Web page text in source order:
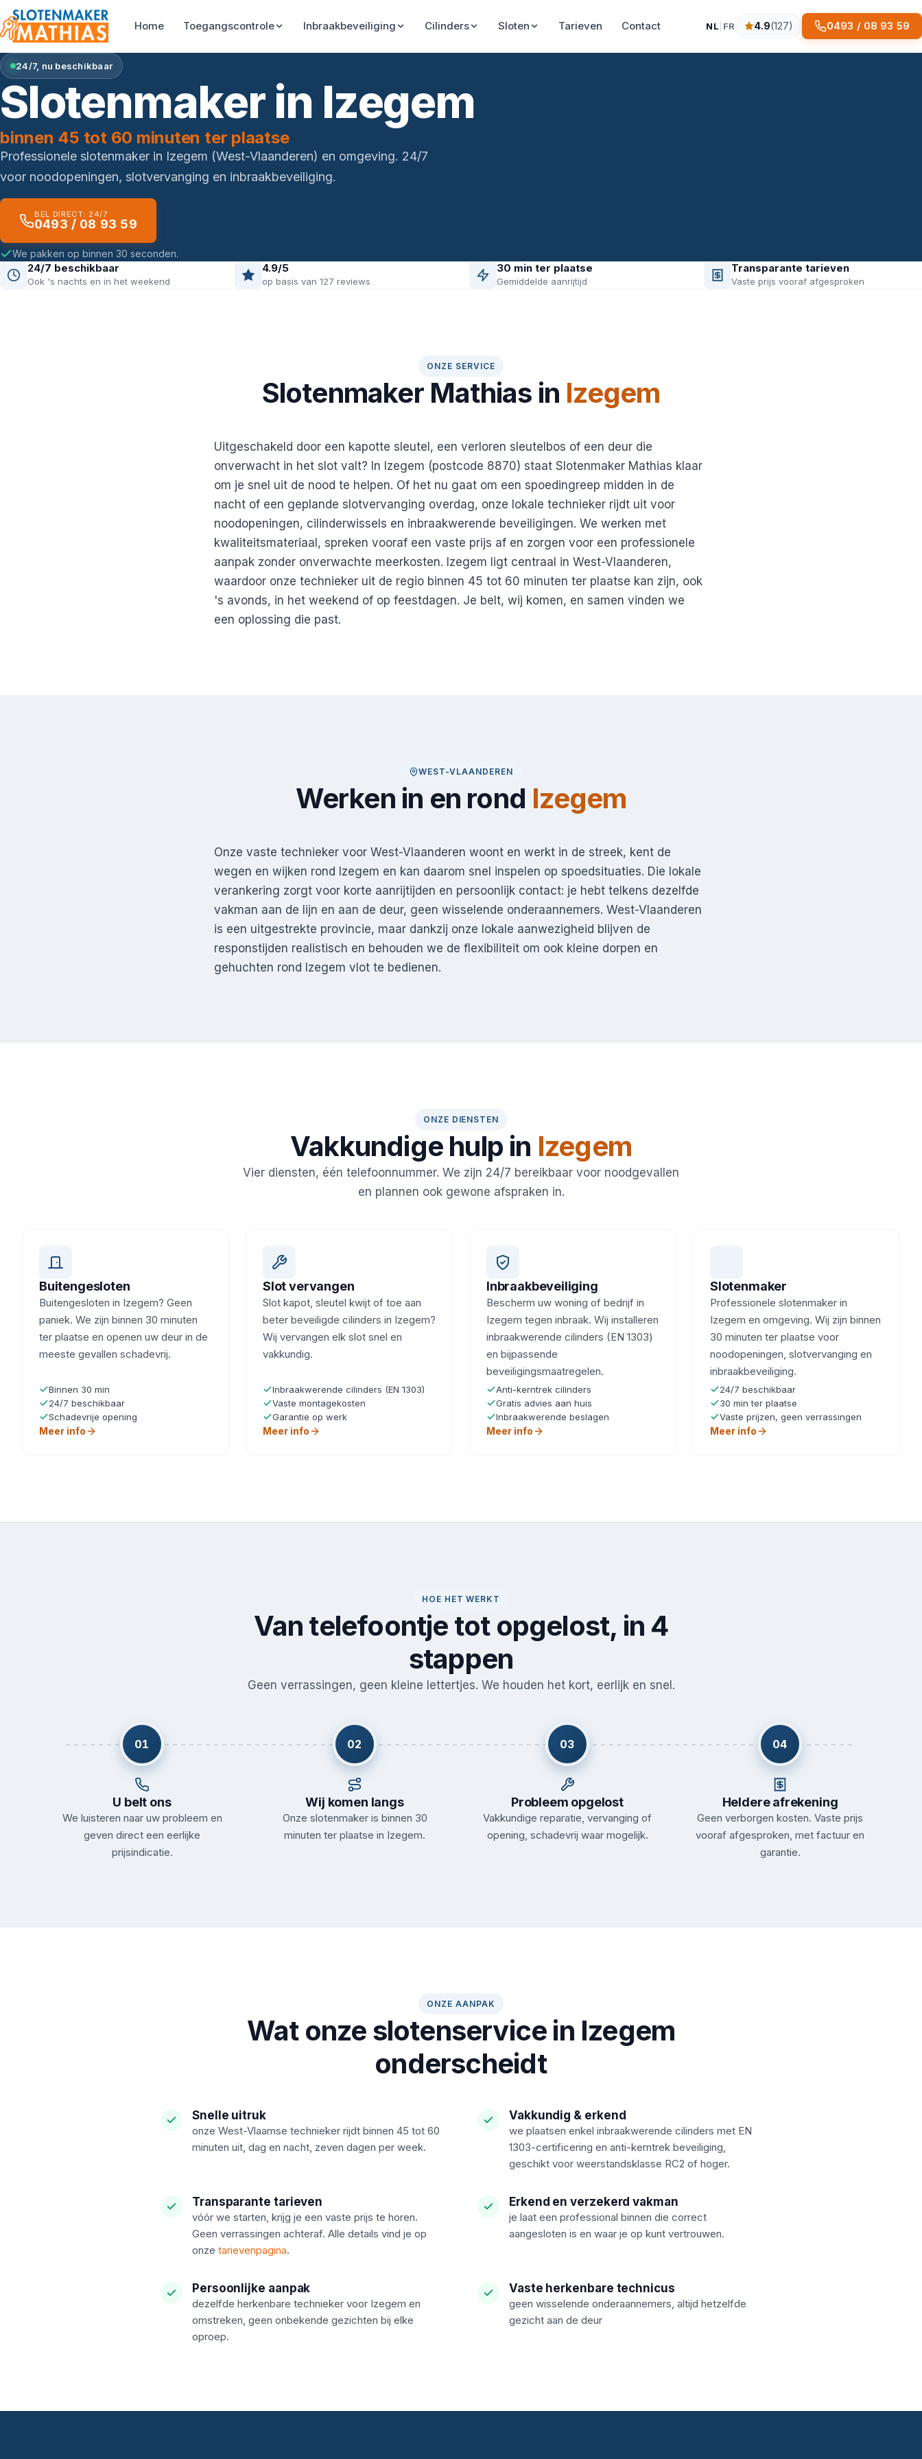
Home Toegangscontrole Inbraakbeveiliging Cilinders Sloten Tarieven Contact NL FR
4.9 sterren op basis van 127 reviews
4.9(127) 0493 / 08 93 59
24/7, nu beschikbaar
Slotenmaker in Izegem
binnen 45 tot 60 minuten ter plaatse
Professionele slotenmaker in Izegem (West-Vlaanderen) en omgeving. 24/7
voor noodopeningen, slotvervanging en inbraakbeveiliging.
BEL DIRECT: 24/7
0493 / 08 93 59
We pakken op binnen 30 seconden.
24/7 beschikbaar
Ook 's nachts en in het weekend
4.9/5
op basis van 127 reviews
30 min ter plaatse
Gemiddelde aanrijtijd
Transparante tarieven
Vaste prijs vooraf afgesproken
ONZE SERVICE
Slotenmaker Mathias in Izegem
Uitgeschakeld door een kapotte sleutel, een verloren sleutelbos of een deur die
onverwacht in het slot valt? In Izegem (postcode 8870) staat Slotenmaker Mathias klaar
om je snel uit de nood te helpen. Of het nu gaat om een spoedingreep midden in de
nacht of een geplande slotvervanging overdag, onze lokale technieker rijdt uit voor
noodopeningen, cilinderwissels en inbraakwerende beveiligingen. We werken met
kwaliteitsmateriaal, spreken vooraf een vaste prijs af en zorgen voor een professionele
aanpak zonder onverwachte meerkosten. Izegem ligt centraal in West-Vlaanderen,
waardoor onze technieker uit de regio binnen 45 tot 60 minuten ter plaatse kan zijn, ook
's avonds, in het weekend of op feestdagen. Je belt, wij komen, en samen vinden we
een oplossing die past.
WEST-VLAANDEREN
Werken in en rond Izegem
Onze vaste technieker voor West-Vlaanderen woont en werkt in de streek, kent de
wegen en wijken rond Izegem en kan daarom snel inspelen op spoedsituaties. Die lokale
verankering zorgt voor korte aanrijtijden en persoonlijk contact: je hebt telkens dezelfde
vakman aan de lijn en aan de deur, geen wisselende onderaannemers. West-Vlaanderen
is een uitgestrekte provincie, maar dankzij onze lokale aanwezigheid blijven de
responstijden realistisch en behouden we de flexibiliteit om ook kleine dorpen en
gehuchten rond Izegem vlot te bedienen.
ONZE DIENSTEN
Vakkundige hulp in Izegem
Vier diensten, één telefoonnummer. We zijn 24/7 bereikbaar voor noodgevallen
en plannen ook gewone afspraken in.
Buitengesloten
Buitengesloten in Izegem? Geen
paniek. We zijn binnen 30 minuten
ter plaatse en openen uw deur in de
meeste gevallen schadevrij.
Binnen 30 min
24/7 beschikbaar
Schadevrije opening
Meer info
Slot vervangen
Slot kapot, sleutel kwijt of toe aan
beter beveiligde cilinders in Izegem?
Wij vervangen elk slot snel en
vakkundig.
Inbraakwerende cilinders (EN 1303)
Vaste montagekosten
Garantie op werk
Meer info
Inbraakbeveiliging
Bescherm uw woning of bedrijf in
Izegem tegen inbraak. Wij installeren
inbraakwerende cilinders (EN 1303)
en bijpassende
beveiligingsmaatregelen.
Anti-kerntrek cilinders
Gratis advies aan huis
Inbraakwerende beslagen
Meer info
Slotenmaker
Professionele slotenmaker in
Izegem en omgeving. Wij zijn binnen
30 minuten ter plaatse voor
noodopeningen, slotvervanging en
inbraakbeveiliging.
24/7 beschikbaar
30 min ter plaatse
Vaste prijzen, geen verrassingen
Meer info
HOE HET WERKT
Van telefoontje tot opgelost, in 4
stappen
Geen verrassingen, geen kleine lettertjes. We houden het kort, eerlijk en snel.
01
U belt ons
We luisteren naar uw probleem en
geven direct een eerlijke
prijsindicatie.
02
Wij komen langs
Onze slotenmaker is binnen 30
minuten ter plaatse in Izegem.
03
Probleem opgelost
Vakkundige reparatie, vervanging of
opening, schadevrij waar mogelijk.
04
Heldere afrekening
Geen verborgen kosten. Vaste prijs
vooraf afgesproken, met factuur en
garantie.
ONZE AANPAK
Wat onze slotenservice in Izegem
onderscheidt
Snelle uitruk
onze West-Vlaamse technieker rijdt binnen 45 tot 60
minuten uit, dag en nacht, zeven dagen per week.
Vakkundig & erkend
we plaatsen enkel inbraakwerende cilinders met EN
1303-certificering en anti-kerntrek beveiliging,
geschikt voor weerstandsklasse RC2 of hoger.
Transparante tarieven
vóór we starten, krijg je een vaste prijs te horen.
Geen verrassingen achteraf. Alle details vind je op
onze tarievenpagina.
Erkend en verzekerd vakman
je laat een professional binnen die correct
aangesloten is en waar je op kunt vertrouwen.
Persoonlijke aanpak
dezelfde herkenbare technieker voor Izegem en
omstreken, geen onbekende gezichten bij elke
oproep.
Vaste herkenbare technicus
geen wisselende onderaannemers, altijd hetzelfde
gezicht aan de deur